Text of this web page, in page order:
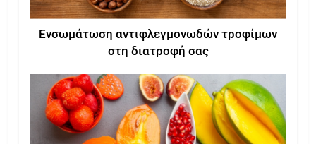
Ενσωμάτωση αντιφλεγμονωδών τροφίμων
στη διατροφή σας